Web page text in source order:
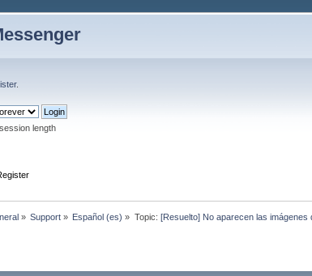
.
length
» Support » Español (es) » Topic: [Resuelto] No aparecen las imágenes